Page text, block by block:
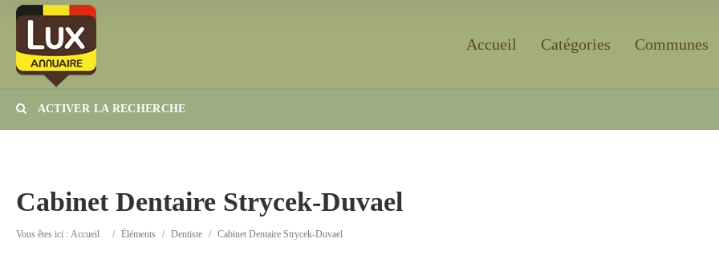
Accueil Catégories Communes
ACTIVER LA RECHERCHE
Catégorie Lieu
Cabinet Dentaire Strycek-Duvael
Vous êtes ici : Accueil / Éléments / Dentiste / Cabinet Dentaire Strycek-Duvael